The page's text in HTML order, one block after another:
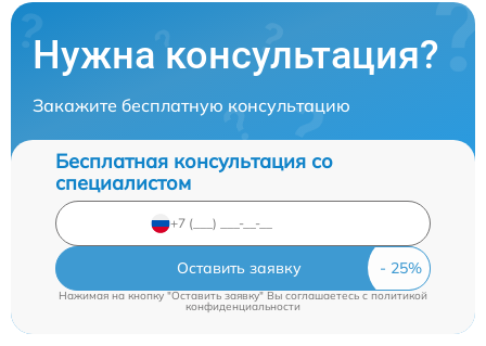
Нужна консультация?
Закажите бесплатную консультацию
Бесплатная консультация со
специалистом
Оставить заявку
Нажимая на кнопку "Оставить заявку" Вы соглашаетесь cполитикой
конфиденциальности